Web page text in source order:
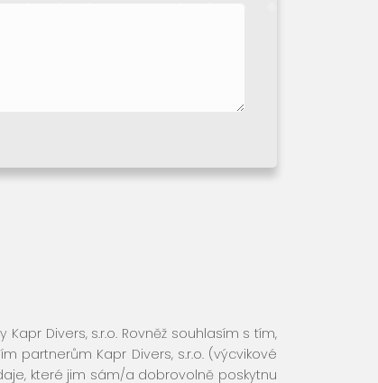
Divers, s.r.o. Rovněž souhlasím s tím,
partnerům Kapr Divers, s.r.o. (výcvikové
které jim sám/a dobrovolně poskytnu